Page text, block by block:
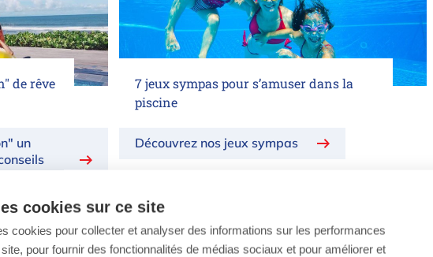
de rêve
un
7 jeux sympas pour s’amuser dans la
piscine
Découvrez nos jeux sympas
cookies sur ce site
cookies pour collecter et analyser des informations sur les performances
pour fournir des fonctionnalités de médias sociaux et pour améliorer et